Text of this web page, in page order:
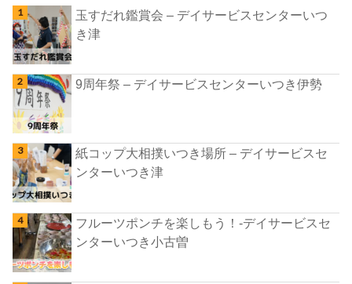
玉すだれ鑑賞会 – デイサービスセンターいつ
き津
9周年祭 – デイサービスセンターいつき伊勢
紙コップ大相撲いつき場所 – デイサービスセ
ンターいつき津
フルーツポンチを楽しもう！-デイサービスセ
ンターいつき小古曽